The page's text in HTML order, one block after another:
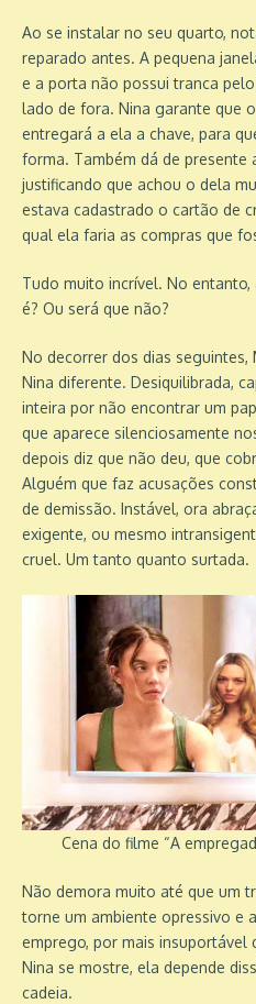
Ao se instalar no seu quarto,
reparado antes. A pequena
e a porta não possui tranca
lado de fora. Nina garante que
entregará a ela a chave, para
forma. Também dá de presente
justificando que achou o dela
estava cadastrado o cartão de
qual ela faria as compras que
Tudo muito incrível. No
é? Ou será que não?
No decorrer dos dias seguintes,
Nina diferente. Desiquilibrada,
inteira por não encontrar um
que aparece silenciosamente
depois diz que não deu, que
Alguém que faz acusações
de demissão. Instável, ora
exigente, ou mesmo
cruel. Um tanto quanto surtada.
Cena do filme “A
Não demora muito até que um
torne um ambiente opressivo e
emprego, por mais insuportável
Nina se mostre, ela depende
cadeia.